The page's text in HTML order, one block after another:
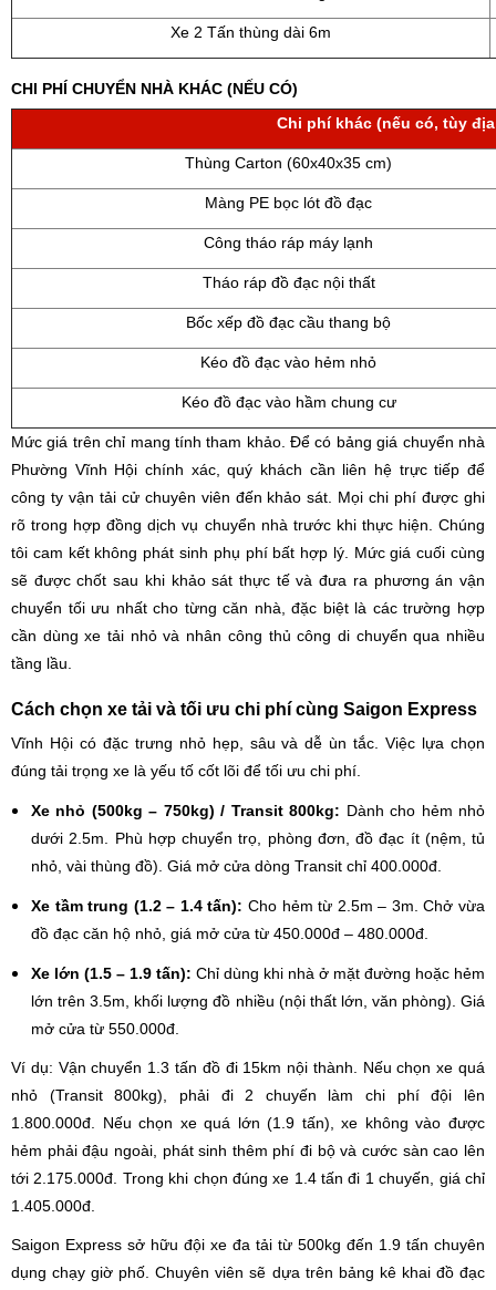
Xe 2 Tấn thùng dài 6m
CHI PHÍ CHUYỂN NHÀ KHÁC (NẾU CÓ)
Chi phí khác (nếu có, tùy
Thùng Carton (60x40x35 cm)
Màng PE bọc lót đồ đạc
Công tháo ráp máy lạnh
Tháo ráp đồ đạc nội thất
Bốc xếp đồ đạc cầu thang bộ
Kéo đồ đạc vào hẻm nhỏ
Kéo đồ đạc vào hầm chung cư
Mức giá trên chỉ mang tính tham khảo. Để có bảng giá chuyển nhà
Phường Vĩnh Hội chính xác, quý khách cần liên hệ trực tiếp để
công ty vận tải cử chuyên viên đến khảo sát. Mọi chi phí được ghi
rõ trong hợp đồng dịch vụ chuyển nhà trước khi thực hiện. Chúng
tôi cam kết không phát sinh phụ phí bất hợp lý. Mức giá cuối cùng
sẽ được chốt sau khi khảo sát thực tế và đưa ra phương án vận
chuyển tối ưu nhất cho từng căn nhà, đặc biệt là các trường hợp
cần dùng xe tải nhỏ và nhân công thủ công di chuyển qua nhiều
tầng lầu.
Cách chọn xe tải và tối ưu chi phí cùng Saigon Express
Vĩnh Hội có đặc trưng nhỏ hẹp, sâu và dễ ùn tắc. Việc lựa chọn
đúng tải trọng xe là yếu tố cốt lõi để tối ưu chi phí.
Xe nhỏ (500kg – 750kg) / Transit 800kg: Dành cho hẻm nhỏ
dưới 2.5m. Phù hợp chuyển trọ, phòng đơn, đồ đạc ít (nệm, tủ
nhỏ, vài thùng đồ). Giá mở cửa dòng Transit chỉ 400.000đ.
Xe tầm trung (1.2 – 1.4 tấn): Cho hẻm từ 2.5m – 3m. Chở vừa
đồ đạc căn hộ nhỏ, giá mở cửa từ 450.000đ – 480.000đ.
Xe lớn (1.5 – 1.9 tấn): Chỉ dùng khi nhà ở mặt đường hoặc hẻm
lớn trên 3.5m, khối lượng đồ nhiều (nội thất lớn, văn phòng). Giá
mở cửa từ 550.000đ.
Ví dụ: Vận chuyển 1.3 tấn đồ đi 15km nội thành. Nếu chọn xe quá
nhỏ (Transit 800kg), phải đi 2 chuyến làm chi phí đội lên
1.800.000đ. Nếu chọn xe quá lớn (1.9 tấn), xe không vào được
hẻm phải đậu ngoài, phát sinh thêm phí đi bộ và cước sàn cao lên
tới 2.175.000đ. Trong khi chọn đúng xe 1.4 tấn đi 1 chuyến, giá chỉ
1.405.000đ.
Saigon Express sở hữu đội xe đa tải từ 500kg đến 1.9 tấn chuyên
dụng chạy giờ phố. Chuyên viên sẽ dựa trên bảng kê khai đồ đạc